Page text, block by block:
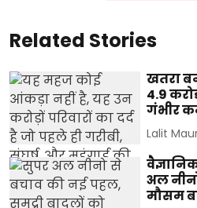
Related Stories
खतरा
4.9
गंभीर
Lalit
अल
मौसम